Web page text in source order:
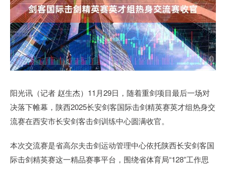
阳光讯（记者 赵生杰）11月29日，随着重剑项目最后一场对
决落下帷幕，陕西2025长安剑客国际击剑精英赛英才组热身交
流赛在西安市长安剑客击剑训练中心圆满收官。
本次交流赛是省高尔夫击剑运动管理中心依托陕西长安剑客国
际击剑精英赛这一精品赛事平台，围绕省体育局“128”工作思